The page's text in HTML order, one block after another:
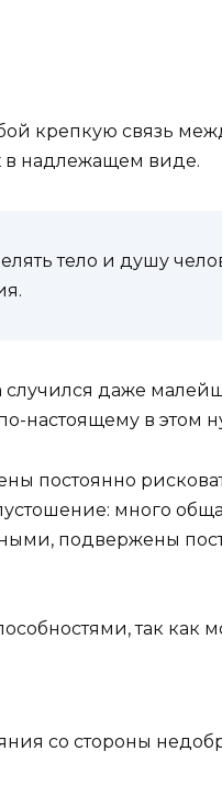
крепкую связь
в надлежащем виде.
тело и душу
случился даже
настоящему в этом
постоянно
много
подвержены
так как
со стороны